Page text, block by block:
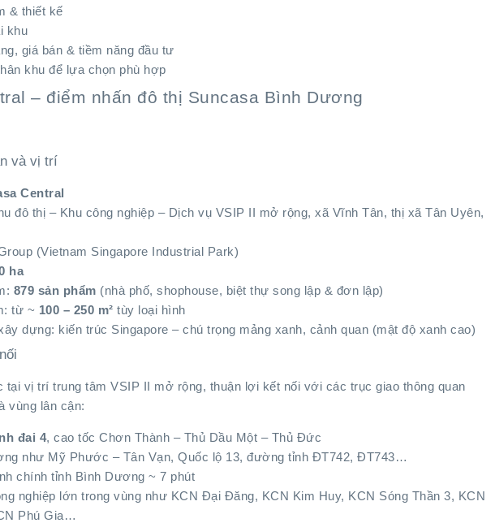
& thiết kế
khu
giá bán & tiềm năng đầu tư
khu để lựa chọn phù hợp
– điểm nhấn đô thị Suncasa Bình Dương
và vị trí
Central
đô thị – Khu công nghiệp – Dịch vụ VSIP II mở rộng, xã Vĩnh Tân, thị xã Tân Uyên,
(Vietnam Singapore Industrial Park)
ha
879 sản phẩm (nhà phố, shophouse, biệt thự song lập & đơn lập)
từ ~ 100 – 250 m² tùy loại hình
dựng: kiến trúc Singapore – chú trọng mảng xanh, cảnh quan (mật độ xanh cao)
tại vị trí trung tâm VSIP II mở rộng, thuận lợi kết nối với các trục giao thông quan
vùng lân cận:
đai 4, cao tốc Chơn Thành – Thủ Dầu Một – Thủ Đức
như Mỹ Phước – Tân Vạn, Quốc lộ 13, đường tỉnh ĐT742, ĐT743…
chính tỉnh Bình Dương ~ 7 phút
nghiệp lớn trong vùng như KCN Đại Đăng, KCN Kim Huy, KCN Sóng Thần 3, KCN
Phú Gia…